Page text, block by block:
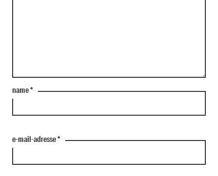
name*
e-mail-adresse*